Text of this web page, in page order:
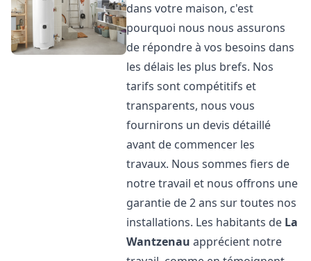
dans votre maison, c'est
pourquoi nous nous assurons
de répondre à vos besoins dans
les délais les plus brefs. Nos
tarifs sont compétitifs et
transparents, nous vous
fournirons un devis détaillé
avant de commencer les
travaux. Nous sommes fiers de
notre travail et nous offrons une
garantie de 2 ans sur toutes nos
installations. Les habitants de La
Wantzenau apprécient notre